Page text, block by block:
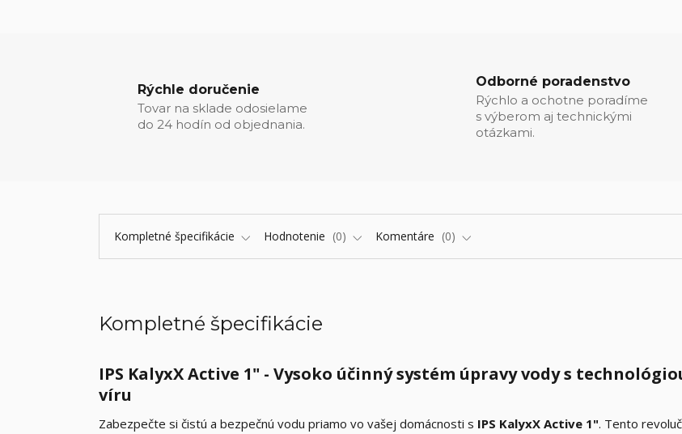
Rýchle doručenie
Tovar na sklade odosielame
do 24 hodín od objednania.
Odborné poradenstvo
Rýchlo a ochotne poradíme
s výberom aj technickými
otázkami.
Kompletné špecifikácie Hodnotenie 0 Komentáre 0
Kompletné špecifikácie
IPS KalyxX Active 1" - Vysoko účinný systém úpravy vody s
víru
Zabezpečte si čistú a bezpečnú vodu priamo vo vašej domácnosti s IPS KalyxX Active 1". Tento